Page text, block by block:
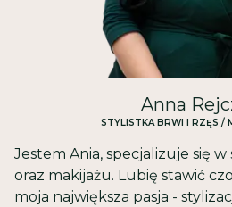
Anna
STYLISTKA BRWI I RZĘS /
Jestem Ania, specjalizuje się
oraz makijażu. Lubię stawić
moja największa pasja -